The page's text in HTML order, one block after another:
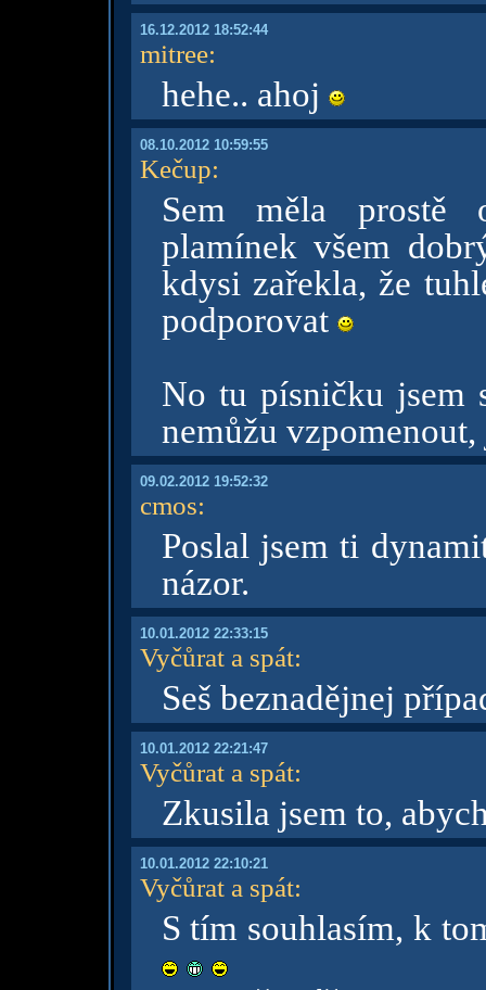
16.12.2012 18:52:44
mitree:
hehe.. ahoj
08.10.2012 10:59:55
Kečup:
Sem měla prostě
plamínek všem
kdysi zařekla, že
podporovat
No tu písničku jsem
nemůžu
09.02.2012 19:52:32
cmos:
Poslal jsem ti
názor.
10.01.2012 22:33:15
Vyčůrat a spát:
Seš beznadějnej
10.01.2012 22:21:47
Vyčůrat a spát:
Zkusila jsem to,
10.01.2012 22:10:21
Vyčůrat a spát:
S tím souhlasím, k